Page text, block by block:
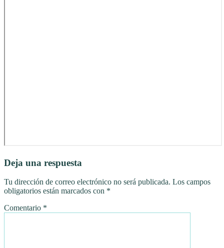
Deja una respuesta
Tu dirección de correo electrónico no será publicada. Los campos
obligatorios están marcados con *
Comentario *